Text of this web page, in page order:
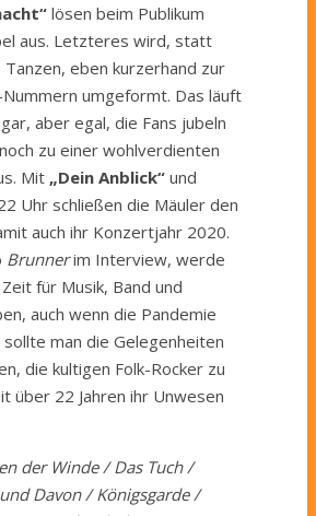
lösen beim Publikum
aus. Letzteres wird, statt
eben kurzerhand zur
umgeformt. Das läuft
aber egal, die Fans jubeln
zu einer wohlverdienten
Mit „Dein Anblick“ und
Uhr schließen die Mäuler den
auch ihr Konzertjahr 2020.
Brunnerim Interview, werde
für Musik, Band und
auch wenn die Pandemie
man die Gelegenheiten
die kultigen Folk-Rocker zu
über 22 Jahren ihr Unwesen
der Winde / Das Tuch /
Davon / Königsgarde /